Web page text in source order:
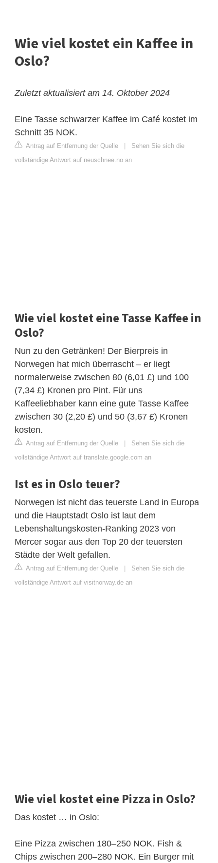
Wie viel kostet ein Kaffee in
Oslo?
Zuletzt aktualisiert am 14. Oktober 2024
Eine Tasse schwarzer Kaffee im Café kostet im
Schnitt 35 NOK.
Antrag auf Entfernung der Quelle
Sehen Sie sich die
vollständige Antwort auf neuschnee.no an
Wie viel kostet eine Tasse Kaffee in
Oslo?
Nun zu den Getränken! Der Bierpreis in
Norwegen hat mich überrascht – er liegt
normalerweise zwischen 80 (6,01 £) und 100
(7,34 £) Kronen pro Pint. Für uns
Kaffeeliebhaber kann eine gute Tasse Kaffee
zwischen 30 (2,20 £) und 50 (3,67 £) Kronen
kosten.
Antrag auf Entfernung der Quelle
Sehen Sie sich die
vollständige Antwort auf translate.google.com an
Ist es in Oslo teuer?
Norwegen ist nicht das teuerste Land in Europa
und die Hauptstadt Oslo ist laut dem
Lebenshaltungskosten-Ranking 2023 von
Mercer sogar aus den Top 20 der teuersten
Städte der Welt gefallen.
Antrag auf Entfernung der Quelle
Sehen Sie sich die
vollständige Antwort auf visitnorway.de an
Wie viel kostet eine Pizza in Oslo?
Das kostet … in Oslo:
Eine Pizza zwischen 180–250 NOK. Fish &
Chips zwischen 200–280 NOK. Ein Burger mit